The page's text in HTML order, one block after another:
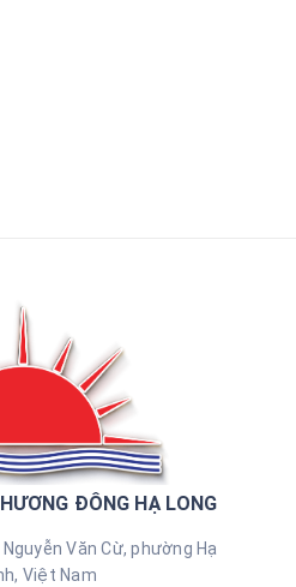
ĐÔNG HẠ LONG
Văn Cừ, phường Hạ
Việt Nam